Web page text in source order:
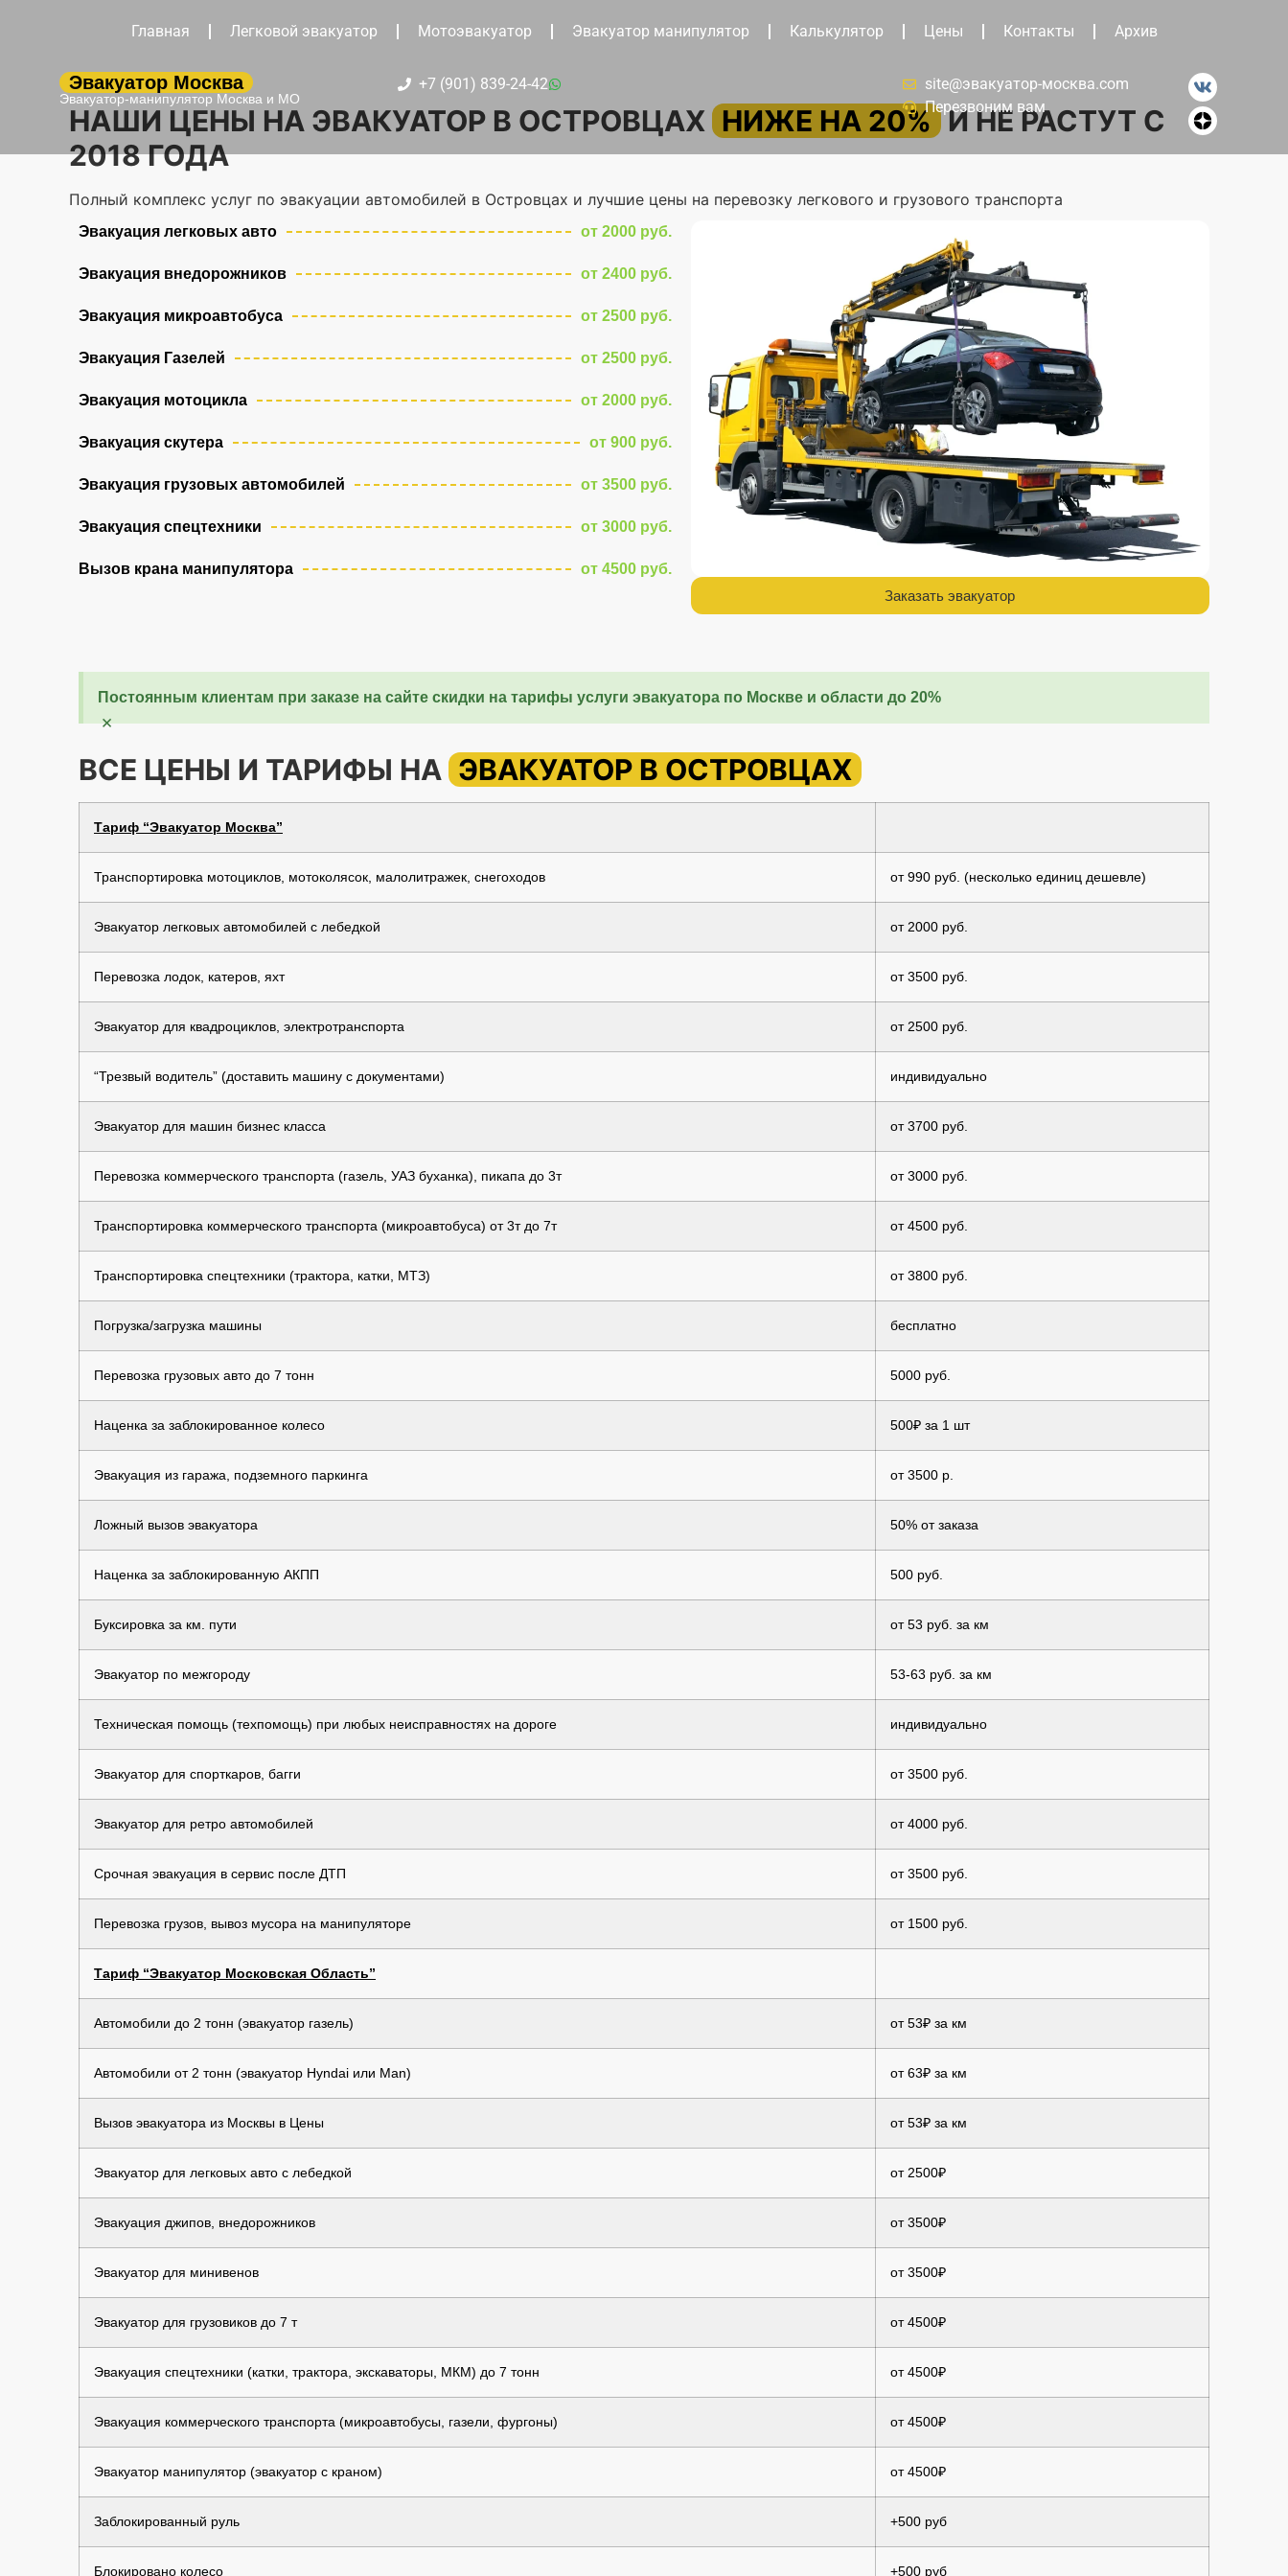
Главная Легковой эвакуатор Мотоэвакуатор Эвакуатор манипулятор Калькулятор Цены Контакты Архив
Эвакуатор Москва
Эвакуатор-манипулятор Москва и МО
+7 (901) 839-24-42
site@эвакуатор-москва.com
Перезвоним вам
НАШИ ЦЕНЫ НА ЭВАКУАТОР В ОСТРОВЦАХ НИЖЕ НА 20% И НЕ РАСТУТ С
2018 ГОДА
Полный комплекс услуг по эвакуации автомобилей в Островцах и лучшие цены на перевозку легкового и грузового транспорта
Эвакуация легковых авто от 2000 руб.
Эвакуация внедорожников от 2400 руб.
Эвакуация микроавтобуса от 2500 руб.
Эвакуация Газелей от 2500 руб.
Эвакуация мотоцикла от 2000 руб.
Эвакуация скутера от 900 руб.
Эвакуация грузовых автомобилей от 3500 руб.
Эвакуация спецтехники от 3000 руб.
Вызов крана манипулятора
от 4500 руб.
Заказать эвакуатор
Постоянным клиентам при заказе на сайте скидки на тарифы услуги эвакуатора по Москве и области до 20%
×
ВСЕ ЦЕНЫ И ТАРИФЫ НА ЭВАКУАТОР В ОСТРОВЦАХ
Тариф “Эвакуатор Москва”
Транспортировка мотоциклов, мотоколясок, малолитражек, снегоходов от 990 руб. (несколько единиц дешевле)
Эвакуатор легковых автомобилей с лебедкой от 2000 руб.
Перевозка лодок, катеров, яхт от 3500 руб.
Эвакуатор для квадроциклов, электротранспорта от 2500 руб.
“Трезвый водитель” (доставить машину с документами) индивидуально
Эвакуатор для машин бизнес класса от 3700 руб.
Перевозка коммерческого транспорта (газель, УАЗ буханка), пикапа до 3т от 3000 руб.
Транспортировка коммерческого транспорта (микроавтобуса) от 3т до 7т от 4500 руб.
Транспортировка спецтехники (трактора, катки, МТЗ) от 3800 руб.
Погрузка/загрузка машины бесплатно
Перевозка грузовых авто до 7 тонн 5000 руб.
Наценка за заблокированное колесо 500₽ за 1 шт
Эвакуация из гаража, подземного паркинга от 3500 р.
Ложный вызов эвакуатора 50% от заказа
Наценка за заблокированную АКПП 500 руб.
Буксировка за км. пути от 53 руб. за км
Эвакуатор по межгороду 53-63 руб. за км
Техническая помощь (техпомощь) при любых неисправностях на дороге индивидуально
Эвакуатор для спорткаров, багги от 3500 руб.
Эвакуатор для ретро автомобилей от 4000 руб.
Срочная эвакуация в сервис после ДТП от 3500 руб.
Перевозка грузов, вывоз мусора на манипуляторе от 1500 руб.
Тариф “Эвакуатор Московская Область”
Автомобили до 2 тонн (эвакуатор газель) от 53₽ за км
Автомобили от 2 тонн (эвакуатор Hyndai или Man) от 63₽ за км
Вызов эвакуатора из Москвы в Цены от 53₽ за км
Эвакуатор для легковых авто с лебедкой от 2500₽
Эвакуация джипов, внедорожников от 3500₽
Эвакуатор для минивенов от 3500₽
Эвакуатор для грузовиков до 7 т от 4500₽
Эвакуация спецтехники (катки, трактора, экскаваторы, МКМ) до 7 тонн от 4500₽
Эвакуация коммерческого транспорта (микроавтобусы, газели, фургоны) от 4500₽
Эвакуатор манипулятор (эвакуатор с краном) от 4500₽
Заблокированный руль +500 руб
Блокировано колесо +500 руб